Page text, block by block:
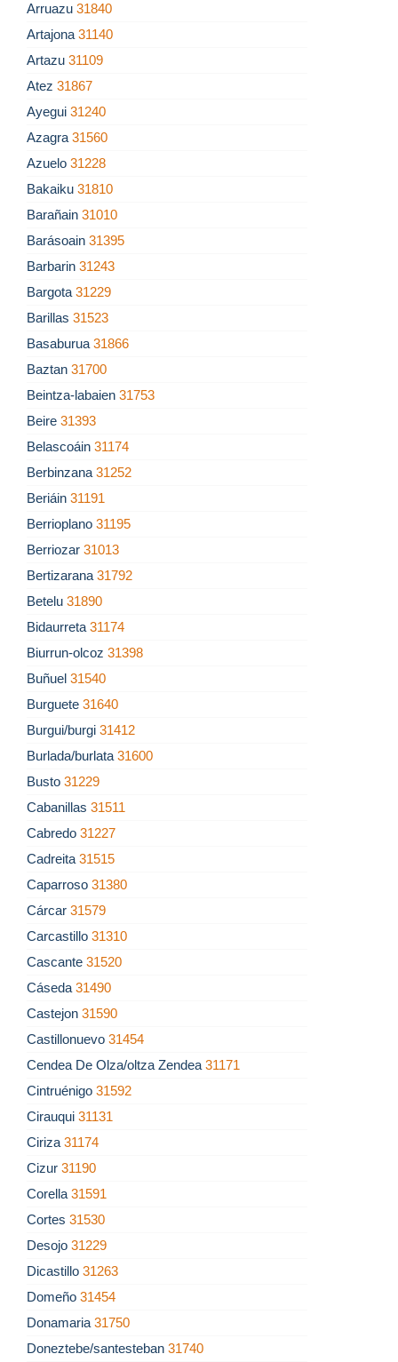
Arruazu 31840
Artajona 31140
Artazu 31109
Atez 31867
Ayegui 31240
Azagra 31560
Azuelo 31228
Bakaiku 31810
Barañain 31010
Barásoain 31395
Barbarin 31243
Bargota 31229
Barillas 31523
Basaburua 31866
Baztan 31700
Beintza-labaien 31753
Beire 31393
Belascoáin 31174
Berbinzana 31252
Beriáin 31191
Berrioplano 31195
Berriozar 31013
Bertizarana 31792
Betelu 31890
Bidaurreta 31174
Biurrun-olcoz 31398
Buñuel 31540
Burguete 31640
Burgui/burgi 31412
Burlada/burlata 31600
Busto 31229
Cabanillas 31511
Cabredo 31227
Cadreita 31515
Caparroso 31380
Cárcar 31579
Carcastillo 31310
Cascante 31520
Cáseda 31490
Castejon 31590
Castillonuevo 31454
Cendea De Olza/oltza Zendea 31171
Cintruénigo 31592
Cirauqui 31131
Ciriza 31174
Cizur 31190
Corella 31591
Cortes 31530
Desojo 31229
Dicastillo 31263
Domeño 31454
Donamaria 31750
Doneztebe/santesteban 31740